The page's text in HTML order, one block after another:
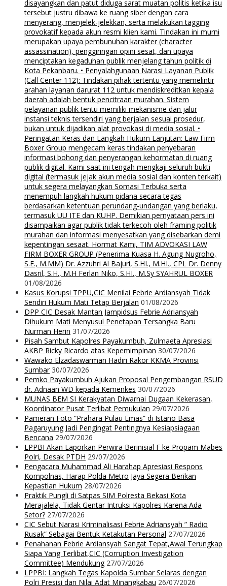
disayangkan dan patut diduga sarat muatan politis ketika isu
tersebut justru dibawa ke ruang siber dengan cara
menyerang, menjelek-jelekkan, serta melakukan tagging
provokatif kepada akun resmi klien kami. Tindakan ini murni
merupakan upaya pembunuhan karakter (character
assassination), penggiringan opini sesat, dan upaya
menciptakan kegaduhan publik menjelang tahun politik di
Kota Pekanbaru. • Penyalahgunaan Narasi Layanan Publik
(Call Center 112): Tindakan pihak tertentu yang memelintir
arahan layanan darurat 112 untuk mendiskreditkan kepala
daerah adalah bentuk pencitraan murahan. Sistem
pelayanan publik tentu memiliki mekanisme dan jalur
instansi teknis tersendiri yang berjalan sesuai prosedur,
bukan untuk dijadikan alat provokasi di media sosial. •
Peringatan Keras dan Langkah Hukum Lanjutan: Law Firm
Boxer Group mengecam keras tindakan penyebaran
informasi bohong dan penyerangan kehormatan di ruang
publik digital. Kami saat ini tengah mengkaji seluruh bukti
digital (termasuk jejak akun media sosial dan konten terkait)
untuk segera melayangkan Somasi Terbuka serta
menempuh langkah hukum pidana secara tegas
berdasarkan ketentuan perundang-undangan yang berlaku,
termasuk UU ITE dan KUHP. Demikian pernyataan pers ini
disampaikan agar publik tidak terkecoh oleh framing politik
murahan dan informasi menyesatkan yang disebarkan demi
kepentingan sesaat. Hormat Kami, TIM ADVOKASI LAW
FIRM BOXER GROUP (Penerima Kuasa H. Agung Nugroho,
S.E., M.MM) Dr. Azzuhri Al Bajuri, S.HI., M.HI., CPL Dr. Denny
Dasril, S.H., M.H Ferlan Niko, S.HI., M.Sy SYAHRUL BOXER
01/08/2026
Kasus Korupsi TPPU,CIC Menilai Febrie Ardiansyah Tidak
Sendiri Hukum Mati Tetap Berjalan 01/08/2026
DPP CIC Desak Mantan Jampidsus Febrie Adriansyah
Dihukum Mati Menyusul Penetapan Tersangka Baru
Nurman Herin 31/07/2026
Pisah Sambut Kapolres Payakumbuh, Zulmaeta Apresiasi
AKBP Ricky Ricardo atas Kepemimpinan 30/07/2026
Wawako Elzadaswarman Hadiri Rakor KKMA Provinsi
Sumbar 30/07/2026
Pemko Payakumbuh Ajukan Proposal Pengembangan RSUD
dr. Adnaan WD kepada Kemenkes 30/07/2026
MUNAS BEM SI Kerakyatan Diwarnai Dugaan Kekerasan,
Koordinator Pusat Terlibat Pemukulan 29/07/2026
Pameran Foto “Prahara Pulau Emas” di Istano Basa
Pagaruyung Jadi Pengingat Pentingnya Kesiapsiagaan
Bencana 29/07/2026
LPPBI Akan Laporkan Perwira Berinisial F ke Propam Mabes
Polri, Desak PTDH 29/07/2026
Pengacara Muhammad Ali Harahap Apresiasi Respons
Kompolnas, Harap Polda Metro Jaya Segera Berikan
Kepastian Hukum 28/07/2026
Praktik Pungli di Satpas SIM Polresta Bekasi Kota
Merajalela, Tidak Gentar Intruksi Kapolres Karena Ada
Setor? 27/07/2026
CIC Sebut Narasi Kriminalisasi Febrie Adriansyah ” Radio
Rusak” Sebagai Bentuk Ketakutan Personal 27/07/2026
Penahanan Febrie Ardiansyah Sangat Tepat,Awal Terungkap
Siapa Yang Terlibat,CIC (Corruption Investigation
Committee) Mendukung 27/07/2026
LPPBI: Langkah Tegas Kapolda Sumbar Selaras dengan
Polri Presisi dan Nilai Adat Minangkabau 26/07/2026